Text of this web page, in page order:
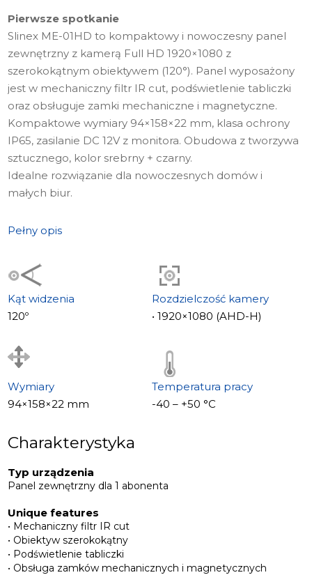
Pierwsze spotkanie
Slinex ME-01HD to kompaktowy i nowoczesny panel
zewnętrzny z kamerą Full HD 1920×1080 z
szerokokątnym obiektywem (120°). Panel wyposażony
jest w mechaniczny filtr IR cut, podświetlenie tabliczki
oraz obsługuje zamki mechaniczne i magnetyczne.
Kompaktowe wymiary 94×158×22 mm, klasa ochrony
IP65, zasilanie DC 12V z monitora. Obudowa z tworzywa
sztucznego, kolor srebrny + czarny.
Idealne rozwiązanie dla nowoczesnych domów i
małych biur.
Pełny opis
Kąt widzenia
120º
Rozdzielczość kamery
• 1920×1080 (AHD-H)
Wymiary
94×158×22 mm
Temperatura pracy
-40 – +50 °С
Charakterystyka
Typ urządzenia
Panel zewnętrzny dla 1 abonenta
Unique features
• Mechaniczny filtr IR cut
• Obiektyw szerokokątny
• Podświetlenie tabliczki
• Obsługa zamków mechanicznych i magnetycznych